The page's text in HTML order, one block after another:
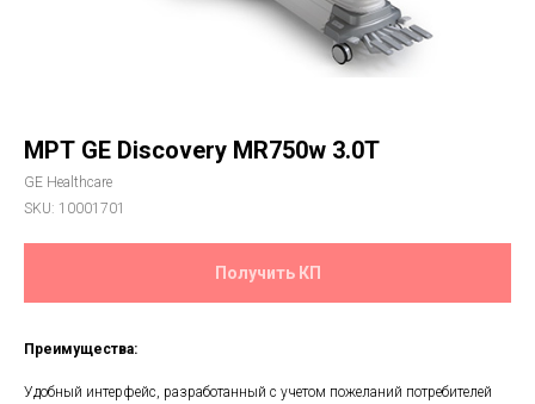
МРТ GE Discovery MR750w 3.0T
GE Healthcare
SKU: 10001701
Получить КП
Преимущества:
Удобный интерфейс, разработанный с учетом пожеланий потребителей